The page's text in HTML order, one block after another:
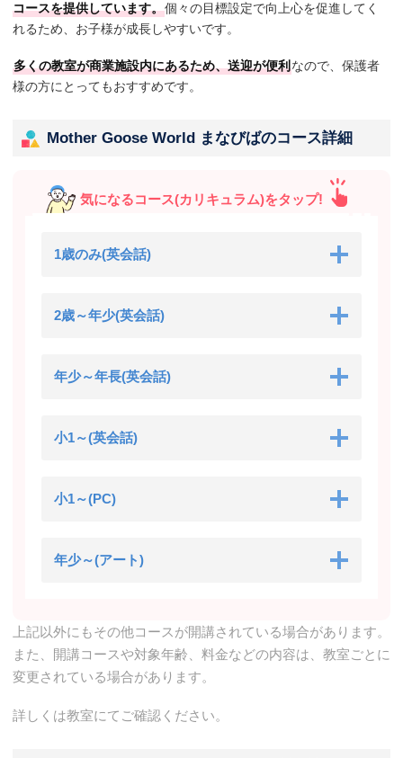
コースを提供しています。個々の目標設定で向上心を促進してく
れるため、お子様が成長しやすいです。
多くの教室が商業施設内にあるため、送迎が便利 なので、保護者
様の方にとってもおすすめです。
Mother Goose World まなびばのコース詳細
気になるコース(カリキュラム)をタップ!
1歳のみ(英会話)
2歳～年少(英会話)
年少～年長(英会話)
小1～(英会話)
小1～(PC)
年少～(アート)
上記以外にもその他コースが開講されている場合があります。
また、開講コースや対象年齢、料金などの内容は、教室ごとに
変更されている場合があります。
詳しくは教室にてご確認ください。